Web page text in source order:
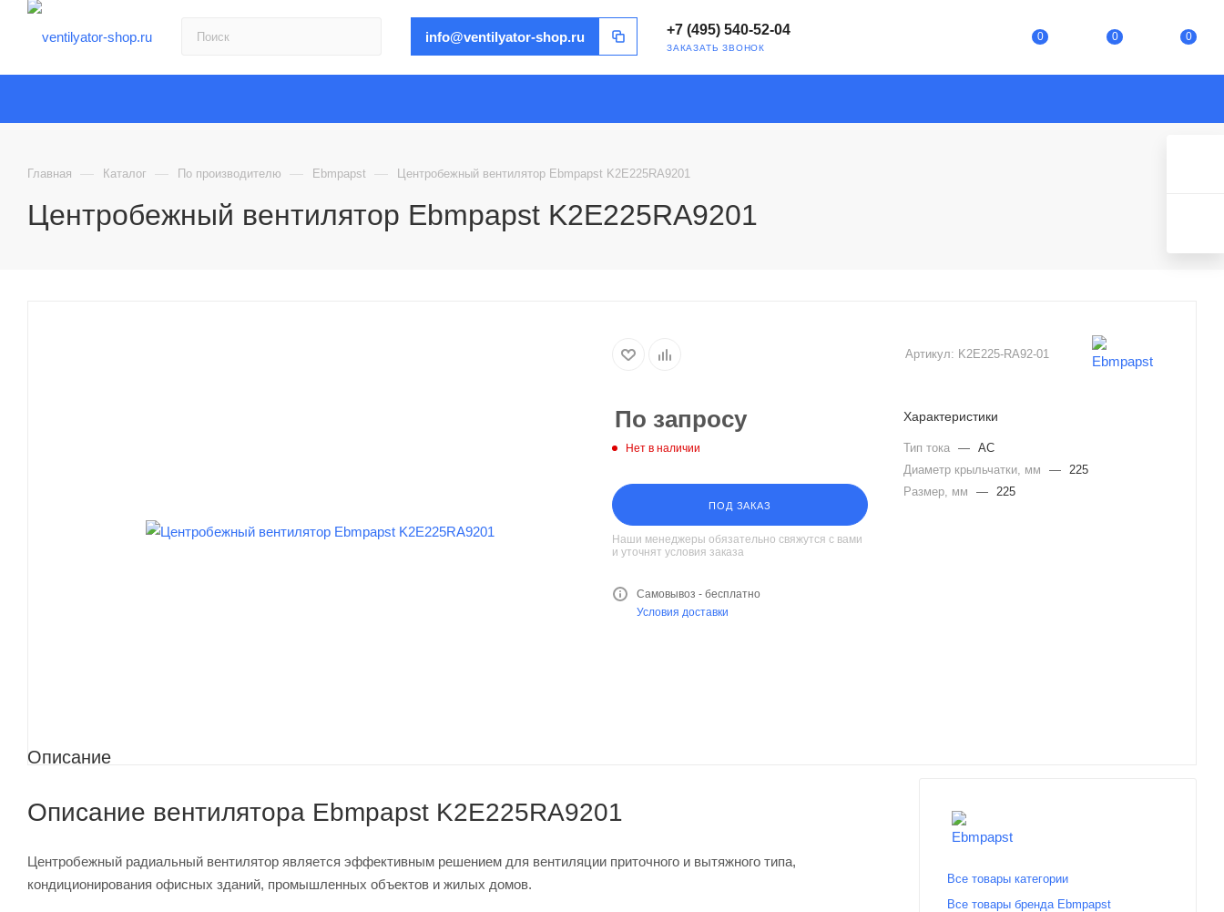
info@ventilyator-shop.ru +7 (495) 540-52-04
ЗАКАЗАТЬ ЗВОНОК
0 0 0
Главная — Каталог — По производителю — Ebmpapst — Центробежный вентилятор Ebmpapst K2E225RA9201
Центробежный вентилятор Ebmpapst K2E225RA9201
Артикул: K2E225-RA92-01
По запросу
Нет в наличии
ПОД ЗАКАЗ
Наши менеджеры обязательно свяжутся с вами
и уточнят условия заказа
Самовывоз - бесплатно
Условия доставки
Характеристики
Тип тока — AC
Диаметр крыльчатки, мм
— 225
Размер, мм
— 225
Описание
Описание вентилятора Ebmpapst K2E225RA9201
Центробежный радиальный вентилятор является эффективным решением для вентиляции приточного и вытяжного типа,
кондиционирования офисных зданий, промышленных объектов и жилых домов.
Все товары категории
Все товары бренда Ebmpapst